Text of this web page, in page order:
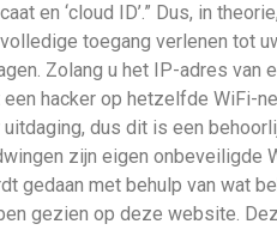
en ‘cloud ID’.” Dus, in
toegang verlenen tot
Zolang u het IP-adres
hacker op hetzelfde
dus dit is een
zijn eigen
gedaan met behulp van wat
gezien op deze website.